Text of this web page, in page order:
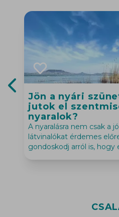
Jön a nyári
jutok el
nyaralok?
A nyaralásra nem csak a
látvinalókat érdemes
gondoskodj arról is, hogy
Previous slide